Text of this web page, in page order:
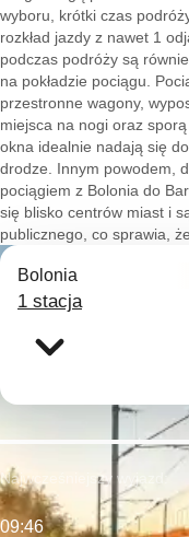
wyboru, krótki czas
rozkład jazdy z nawet 1
podczas podróży są
na pokładzie pociągu.
przestronne wagony,
miejsca na nogi oraz
okna idealnie nadają się
drodze. Innym powodem,
pociągiem z Bolonia do
się blisko centrów miast i
publicznego, co sprawia,
Bolonia
1 stacja
Najwcześniejszy wyjazd:
09:46